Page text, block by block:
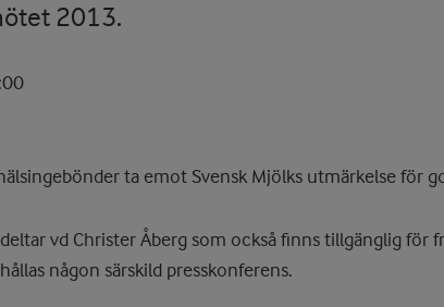
2013.
ta emot Svensk Mjölks utmärkelse för
vd Christer Åberg som också finns tillgänglig för
någon särskild presskonferens.